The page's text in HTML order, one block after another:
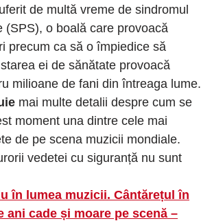
de multă vreme de sindromul
(SPS), o boală care provoacă
precum ca să o împiedice să
ei de sănătate provoacă
milioane de fani din întreaga lume.
mai multe detalii despre cum se
moment una dintre cele mai
de pe scena muzicii mondiale.
vedetei cu siguranță nu sunt
în lumea muzicii. Cântărețul în
ani cade și moare pe scenă –